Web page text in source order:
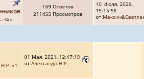
34»
169 Ответов
211455 Просмотров
10 Июля, 2020,
15:15:58
от
Р. « 1
01 Мая, 2021, 12:47:19
от Александр Н-Р.